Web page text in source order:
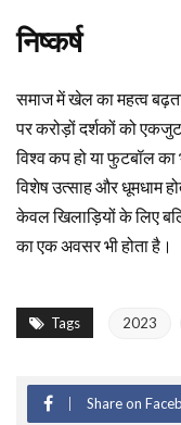
निष्कर्ष
समाज में खेल का महत्व
पर करोड़ों दर्शकों को
विश्व कप हो या फुटबॉल
विशेष उत्साह और धूमधाम
केवल खिलाड़ियों के लिए
का एक अवसर भी होता है।
Tags 2023
Share on